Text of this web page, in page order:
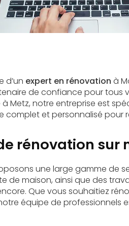
d’un expert en rénovation à
de confiance pour tous
Metz, notre entreprise est
complet et personnalisé pour
rénovation sur
une large gamme de
de maison, ainsi que des
Que vous souhaitiez
équipe de professionnels